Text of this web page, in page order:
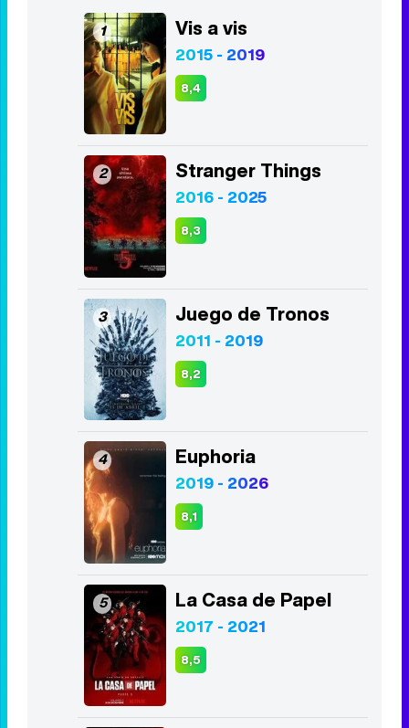
1 Vis a vis
2015 - 2019
8,4
2 Stranger Things
2016 - 2025
8,3
3 Juego de Tronos
2011 - 2019
8,2
4 Euphoria
2019 - 2026
8,1
5 La Casa de Papel
2017 - 2021
8,5